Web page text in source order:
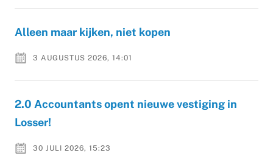
Alleen maar kijken, niet kopen
3 AUGUSTUS 2026, 14:01
2.0 Accountants opent nieuwe vestiging in
Losser!
30 JULI 2026, 15:23